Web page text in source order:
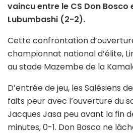
vaincu entre le CS Don Bosco
Lubumbashi (2-2).
Cette confrontation
championnat national d’élite,
au stade Mazembe de la
D’entrée de jeu, les Salésiens
faits peur avec l’ouverture du
Jacques Jasa peu avant la fin
minutes, 0-1. Don Bosco ne